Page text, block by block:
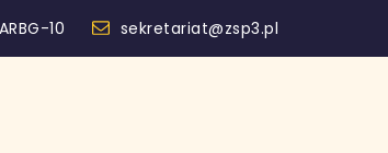
10 sekretariat@zsp3.pl